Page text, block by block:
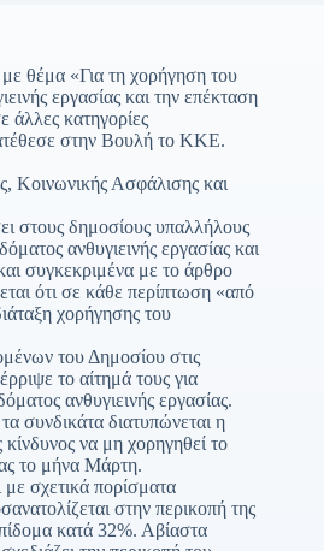
θέμα «Για τη χορήγηση του
εργασίας και την επέκταση
άλλες κατηγορίες
στην Βουλή το ΚΚΕ.
Κοινωνικής Ασφάλισης και
στους δημοσίους υπαλλήλους
ανθυγιεινής εργασίας και
συγκεκριμένα με το άρθρο
ότι σε κάθε περίπτωση «από
χορήγησης του
του Δημοσίου στις
το αίτημά τους για
ανθυγιεινής εργασίας.
συνδικάτα διατυπώνεται η
να μη χορηγηθεί το
το μήνα Μάρτη.
σχετικά πορίσματα
στην περικοπή της
κατά 32%. Αβίαστα